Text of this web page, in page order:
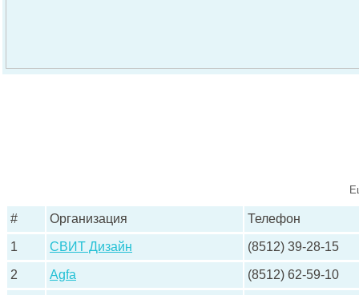
# Организация Телефон
1 СВИТ Дизайн (8512) 39-28-15
2 Agfa (8512) 62-59-10